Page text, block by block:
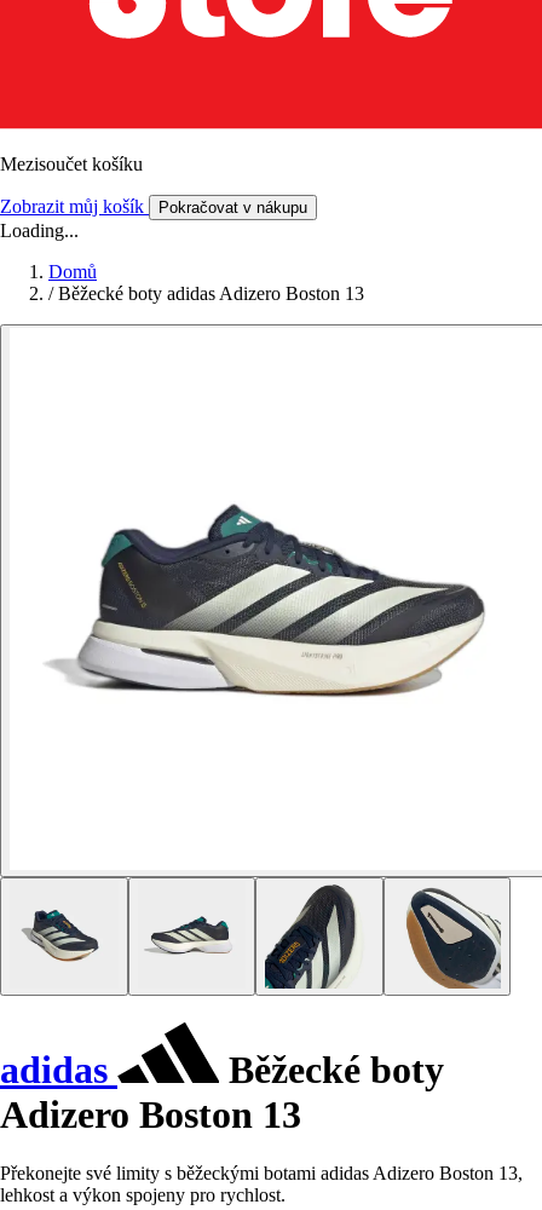
Mezisoučet košíku
Zobrazit můj košík Pokračovat v nákupu
Loading...
Domů
/ Běžecké boty adidas Adizero Boston 13
adidas
Běžecké boty
Adizero Boston 13
Překonejte své limity s běžeckými botami adidas Adizero Boston 13,
lehkost a výkon spojeny pro rychlost.